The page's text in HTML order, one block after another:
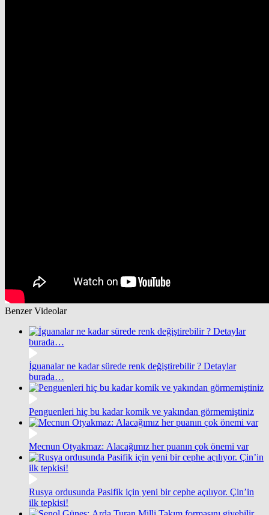
Benzer Videolar
İguanalar ne kadar sürede renk değiştirebilir ? Detaylar
burada…
Penguenleri hiç bu kadar komik ve yakından görmemiştiniz
Mecnun Otyakmaz: Alacağımız her puanın çok önemi var
Rusya ordusunda Pasifik için yeni bir cephe açılıyor. Çin’in
ilk tepkisi!